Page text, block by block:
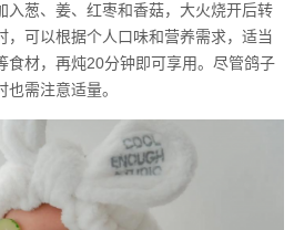
入葱、姜、红枣和香菇，大火烧开后转
，可以根据个人口味和营养需求，适当
食材，再炖20分钟即可享用。尽管鸽子
需注意适量。